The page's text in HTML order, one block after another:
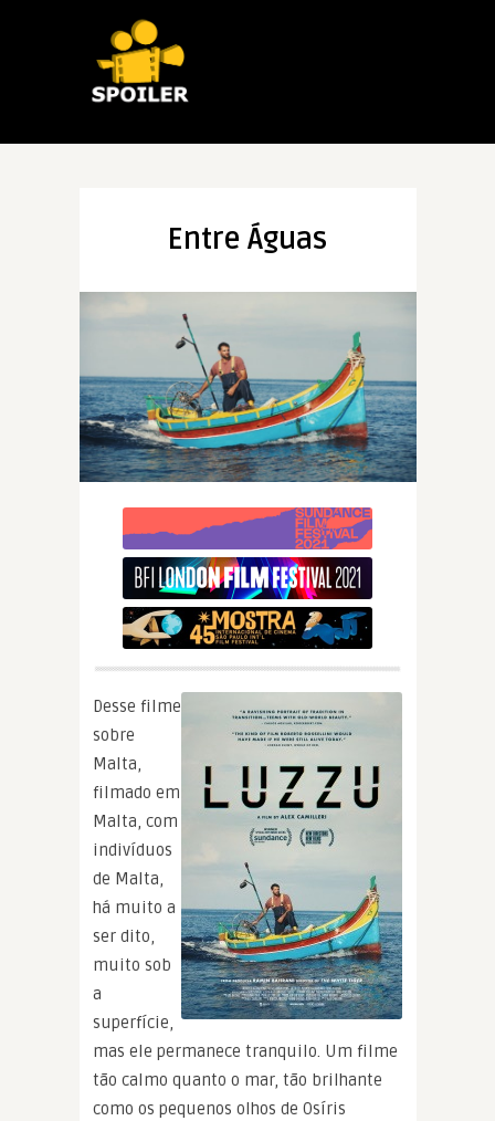
Entre Águas
Desse filme
sobre
Malta,
filmado em
Malta, com
indivíduos
de Malta,
há muito a
ser dito,
muito sob
a
superfície,
mas ele permanece tranquilo. Um filme
tão calmo quanto o mar, tão brilhante
como os pequenos olhos de Osíris